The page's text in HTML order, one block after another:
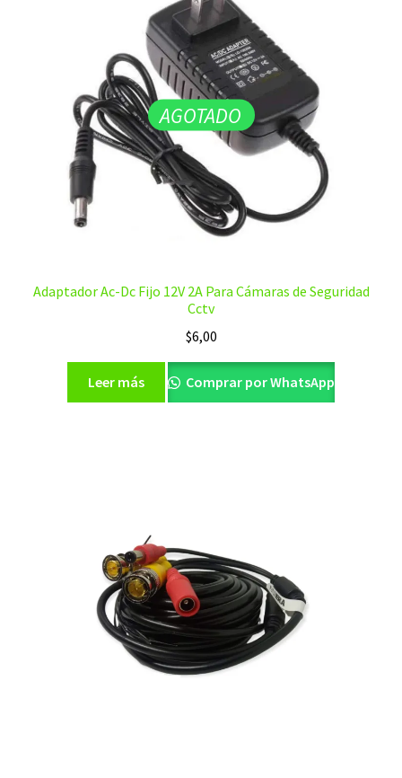
AGOTADO
Adaptador Ac-Dc Fijo 12V 2A Para Cámaras de Seguridad
Cctv
$6,00
Leer más Comprar por WhatsApp